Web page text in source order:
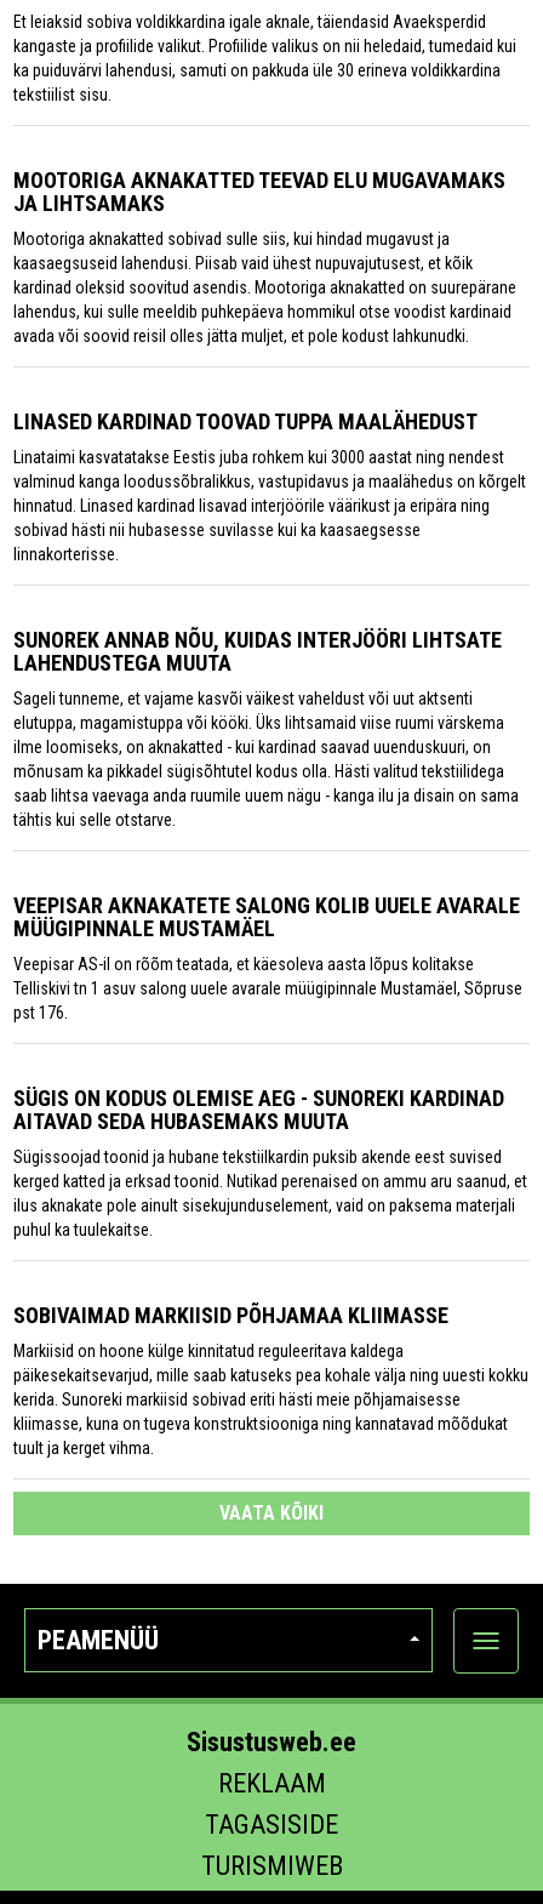
Et leiaksid sobiva voldikkardina igale aknale, täiendasid Avaeksperdid
kangaste ja profiilide valikut. Profiilide valikus on nii heledaid, tumedaid kui
ka puiduvärvi lahendusi, samuti on pakkuda üle 30 erineva voldikkardina
tekstiilist sisu.
MOOTORIGA AKNAKATTED TEEVAD ELU MUGAVAMAKS
JA LIHTSAMAKS
Mootoriga aknakatted sobivad sulle siis, kui hindad mugavust ja
kaasaegsuseid lahendusi. Piisab vaid ühest nupuvajutusest, et kõik
kardinad oleksid soovitud asendis. Mootoriga aknakatted on suurepärane
lahendus, kui sulle meeldib puhkepäeva hommikul otse voodist kardinaid
avada või soovid reisil olles jätta muljet, et pole kodust lahkunudki.
LINASED KARDINAD TOOVAD TUPPA MAALÄHEDUST
Linataimi kasvatatakse Eestis juba rohkem kui 3000 aastat ning nendest
valminud kanga loodussõbralikkus, vastupidavus ja maalähedus on kõrgelt
hinnatud. Linased kardinad lisavad interjöörile väärikust ja eripära ning
sobivad hästi nii hubasesse suvilasse kui ka kaasaegsesse
linnakorterisse.
SUNOREK ANNAB NÕU, KUIDAS INTERJÖÖRI LIHTSATE
LAHENDUSTEGA MUUTA
Sageli tunneme, et vajame kasvõi väikest vaheldust või uut aktsenti
elutuppa, magamistuppa või kööki. Üks lihtsamaid viise ruumi värskema
ilme loomiseks, on aknakatted - kui kardinad saavad uuenduskuuri, on
mõnusam ka pikkadel sügisõhtutel kodus olla. Hästi valitud tekstiilidega
saab lihtsa vaevaga anda ruumile uuem nägu - kanga ilu ja disain on sama
tähtis kui selle otstarve.
VEEPISAR AKNAKATETE SALONG KOLIB UUELE AVARALE
MÜÜGIPINNALE MUSTAMÄEL
Veepisar AS-il on rõõm teatada, et käesoleva aasta lõpus kolitakse
Telliskivi tn 1 asuv salong uuele avarale müügipinnale Mustamäel, Sõpruse
pst 176.
SÜGIS ON KODUS OLEMISE AEG - SUNOREKI KARDINAD
AITAVAD SEDA HUBASEMAKS MUUTA
Sügissoojad toonid ja hubane tekstiilkardin puksib akende eest suvised
kerged katted ja erksad toonid. Nutikad perenaised on ammu aru saanud, et
ilus aknakate pole ainult sisekujunduselement, vaid on paksema materjali
puhul ka tuulekaitse.
SOBIVAIMAD MARKIISID PÕHJAMAA KLIIMASSE
Markiisid on hoone külge kinnitatud reguleeritava kaldega
päikesekaitsevarjud, mille saab katuseks pea kohale välja ning uuesti kokku
kerida. Sunoreki markiisid sobivad eriti hästi meie põhjamaisesse
kliimasse, kuna on tugeva konstruktsiooniga ning kannatavad mõõdukat
tuult ja kerget vihma.
VAATA KÕIKI
PEAMENÜÜ
Ava
Sisustusweb.ee
REKLAAM
TAGASISIDE
TURISMIWEB